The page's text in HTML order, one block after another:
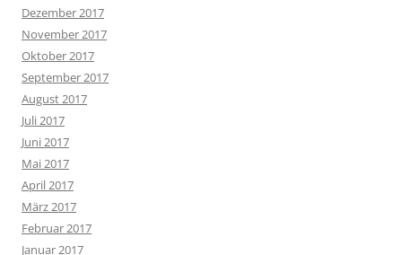
Dezember 2017
November 2017
Oktober 2017
September 2017
August 2017
Juli 2017
Juni 2017
Mai 2017
April 2017
März 2017
Februar 2017
Januar 2017